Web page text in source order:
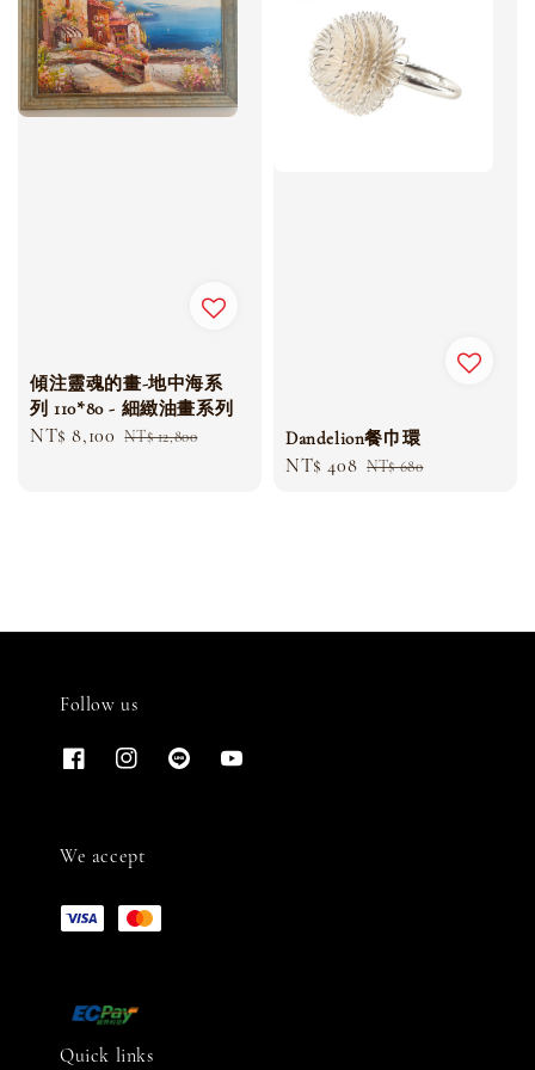
傾注靈魂的畫-地中海系
列 110*80 - 細緻油畫系列
Sale
NT$ 8,100 Regular
NT$ 12,800 Dandelion餐巾環
Sale
NT$ 408 Regular
NT$ 680
Follow us
We accept
Quick links